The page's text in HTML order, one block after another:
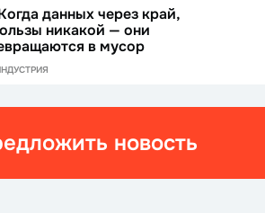
данных через край,
никакой — они
в мусор
новость